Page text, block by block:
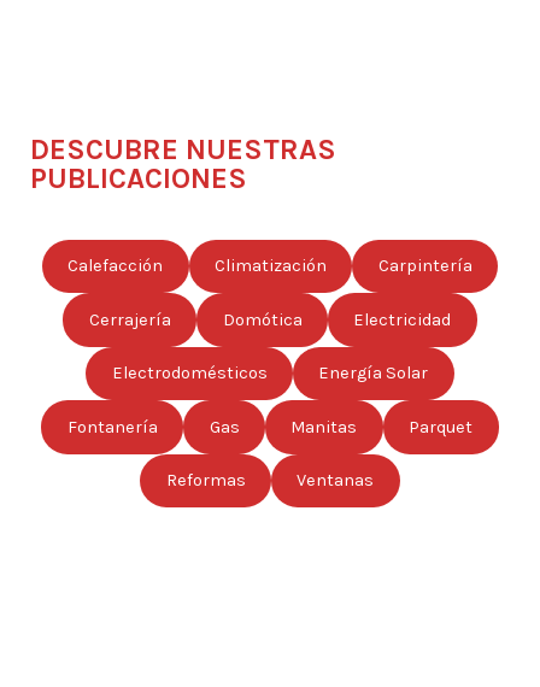
DESCUBRE NUESTRAS
PUBLICACIONES
Calefacción Climatización Carpintería
Cerrajería Domótica Electricidad
Electrodomésticos Energía Solar
Fontanería Gas Manitas Parquet
Reformas Ventanas